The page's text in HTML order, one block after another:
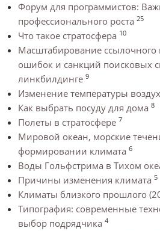
Форум для программистов:
профессионального роста 25
Что такое стратосфера 10
Масштабирование ссылочного
ошибок и санкций поисковых
линкбилдинге 9
Изменение температуры
Как выбрать посуду для дома 8
Полеты в стратосфере 7
Мировой океан, морские
формировании климата 6
Воды Гольфстрима в Тихом
Причины изменения климата 5
Климаты близкого прошлого
Типография: современные
выбор подрядчика 4